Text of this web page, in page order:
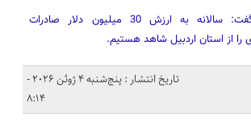
استاندار اردبیل گفت: سالانه به ارزش 30 میلیون دلار صادرات
را از استان اردبیل شاهد هستیم.
تاریخ انتشار : پنج‌شنبه 4 ژوئن 2026 -
8:14